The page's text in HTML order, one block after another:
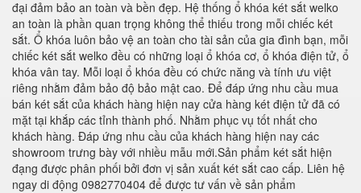
đại đảm bảo an toàn và bền đẹp. Hệ thống ổ khóa két sắt welko
an toàn là phần quan trọng không thể thiếu trong mỗi chiếc két
sắt. Ổ khóa luôn bảo vệ an toàn cho tài sản của gia đình bạn, mỗi
chiếc két sắt welko đều có những loại ổ khóa cơ, ổ khóa điện tử, ổ
khóa vân tay. Mỗi loại ổ khóa đều có chức năng và tính ưu việt
riêng nhằm đảm bảo độ bảo mật cao. Để đáp ứng nhu cầu mua
bán két sắt của khách hàng hiện nay cửa hàng két điện tử đã có
mặt tại khắp các tỉnh thành phố. Nhằm phục vụ tốt nhất cho
khách hàng. Đáp ứng nhu cầu của khách hàng hiện nay các
showroom trưng bày với nhiều mẫu mới.Sản phẩm két sắt hiện
đạng được phân phối bởi đơn vị sản xuất két sắt cao cấp. Liên hệ
ngay di động 0982770404 để được tư vấn về sản phẩm